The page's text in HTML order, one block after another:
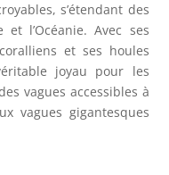
s’étendant des
et l’Océanie. Avec ses
et ses houles
joyau pour les
vagues accessibles à
vagues gigantesques